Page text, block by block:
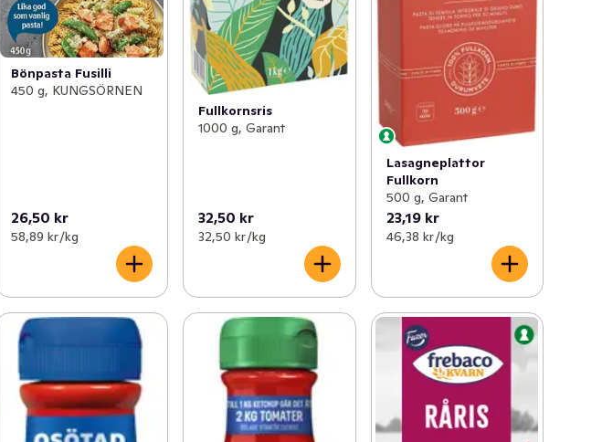
Bönpasta Fusilli
450 g, KUNGSÖRNEN
26,50 kr
58,89 kr /kg
Fullkornsris
1000 g, Garant
32,50 kr
32,50 kr /kg
Lasagneplattor
Fullkorn
500 g, Garant
23,19 kr
46,38 kr /kg